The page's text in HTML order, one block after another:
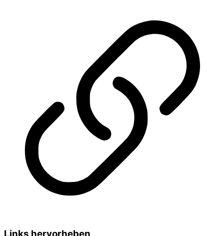
Links hervorheben